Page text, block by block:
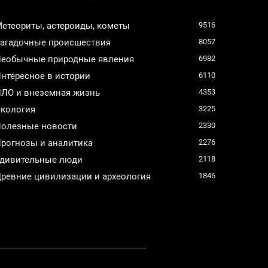
астероиды, кометы 9516
происшествия 8057
природные явления 6982
в истории 6110
и внеземная жизнь 4353
3225
новости 2330
и аналитика 2276
люди 2118
цивилизации и археология 1846